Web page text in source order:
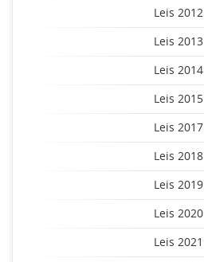
Leis 2012
Leis 2013
Leis 2014
Leis 2015
Leis 2017
Leis 2018
Leis 2019
Leis 2020
Leis 2021